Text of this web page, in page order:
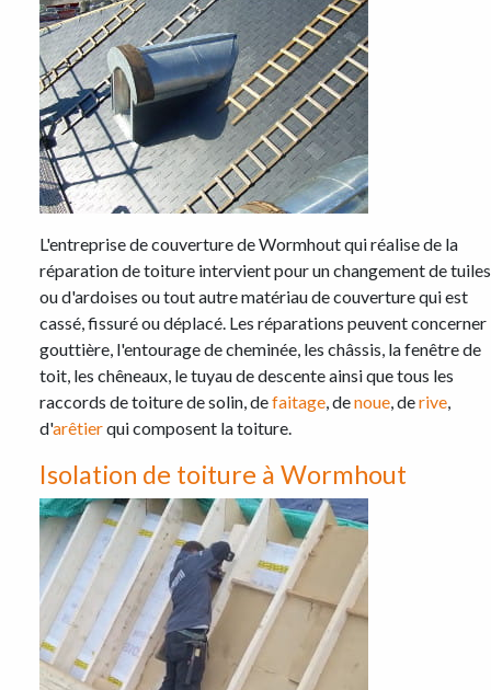
L'entreprise de couverture de Wormhout qui réalise de la
réparation de toiture intervient pour un changement de tuiles
ou d'ardoises ou tout autre matériau de couverture qui est
cassé, fissuré ou déplacé. Les réparations peuvent concerner
gouttière, l'entourage de cheminée, les châssis, la fenêtre de
toit, les chêneaux, le tuyau de descente ainsi que tous les
raccords de toiture de solin, defaitage, denoue, derive,
d'arêtierqui composent la toiture.
Isolation de toiture à Wormhout